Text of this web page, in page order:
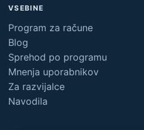
VSEBINE
Program za račune
Blog
Sprehod po programu
Mnenja uporabnikov
Za razvijalce
Navodila